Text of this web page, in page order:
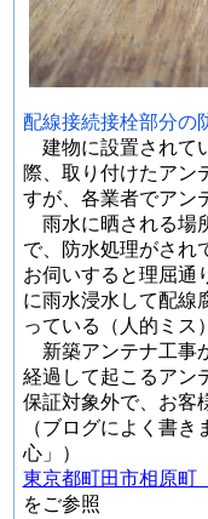
配線接続接栓部分の
建物に設置されて
際、取り付けたアン
すが、各業者でアン
雨水に晒される場
で、防水処理がされ
お伺いすると理屈通
に雨水浸水して配線
っている（人的ミス）
新築アンテナ工事
経過して起こるアン
保証対象外で、お客
（ブログによく書
心」）
東京都町田市相原
をご参照